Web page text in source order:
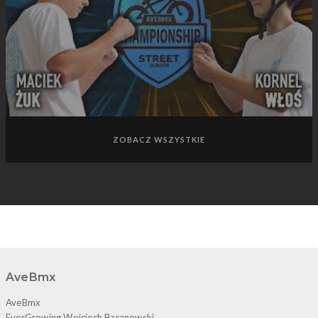
ZOBACZ WSZYSTKIE
AveBmx
AveBmx